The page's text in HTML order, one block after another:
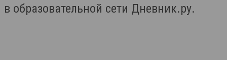
в образовательной сети Дневник.ру.